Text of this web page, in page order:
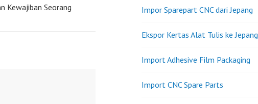
Kewajiban Seorang
Impor Sparepart CNC dari Jepang
Ekspor Kertas Alat Tulis ke Jepang
Import Adhesive Film Packaging
Import CNC Spare Parts